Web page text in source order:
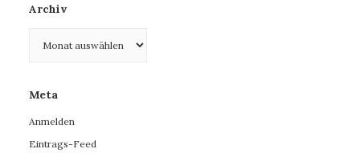
Archiv
Meta
Anmelden
Eintrags-Feed